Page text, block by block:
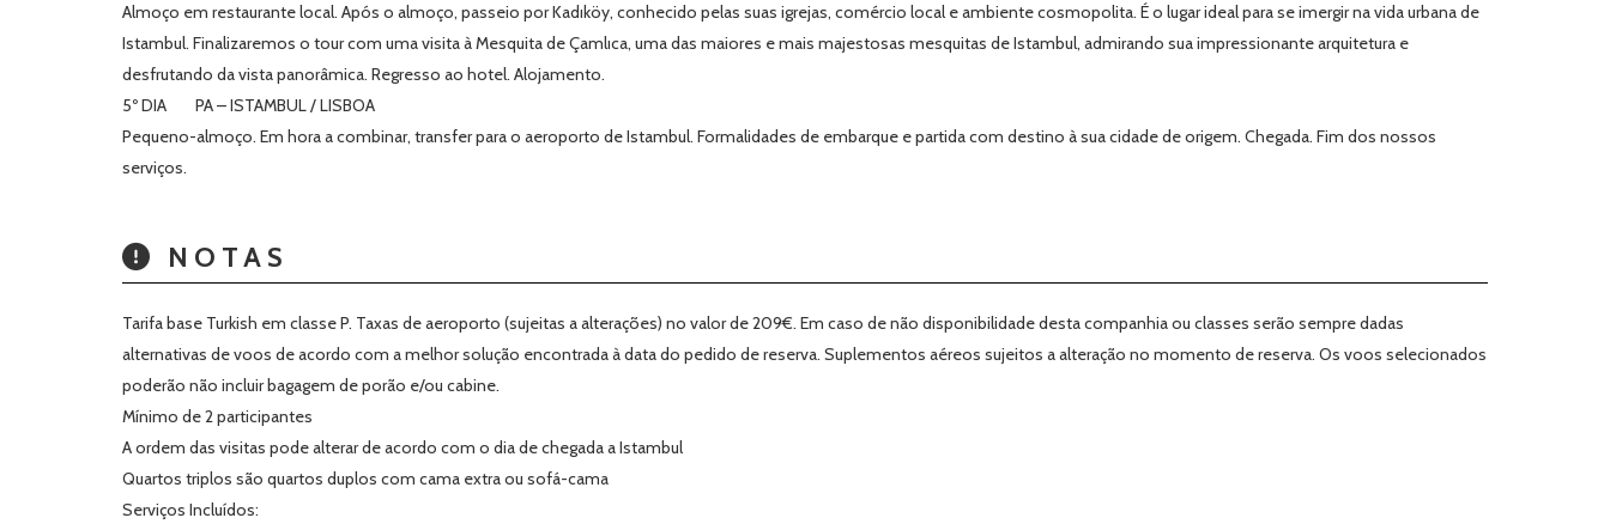
Almoço em restaurante local. Após o almoço, passeio por Kadıköy, conhecido pelas suas igrejas, comércio local e ambiente cosmopolita. É o lugar ideal para se imergir na vida urbana de
Istambul. Finalizaremos o tour com uma visita à Mesquita de Çamlıca, uma das maiores e mais majestosas mesquitas de Istambul, admirando sua impressionante arquitetura e
desfrutando da vista panorâmica. Regresso ao hotel. Alojamento.
5º DIA PA – ISTAMBUL / LISBOA
Pequeno-almoço. Em hora a combinar, transfer para o aeroporto de Istambul. Formalidades de embarque e partida com destino à sua cidade de origem. Chegada. Fim dos nossos
serviços.
NOTAS
Tarifa base Turkish em classe P. Taxas de aeroporto (sujeitas a alterações) no valor de 209€. Em caso de não disponibilidade desta companhia ou classes serão sempre dadas
alternativas de voos de acordo com a melhor solução encontrada à data do pedido de reserva. Suplementos aéreos sujeitos a alteração no momento de reserva. Os voos selecionados
poderão não incluir bagagem de porão e/ou cabine.
Mínimo de 2 participantes
A ordem das visitas pode alterar de acordo com o dia de chegada a Istambul
Quartos triplos são quartos duplos com cama extra ou sofá-cama
Serviços Incluídos: